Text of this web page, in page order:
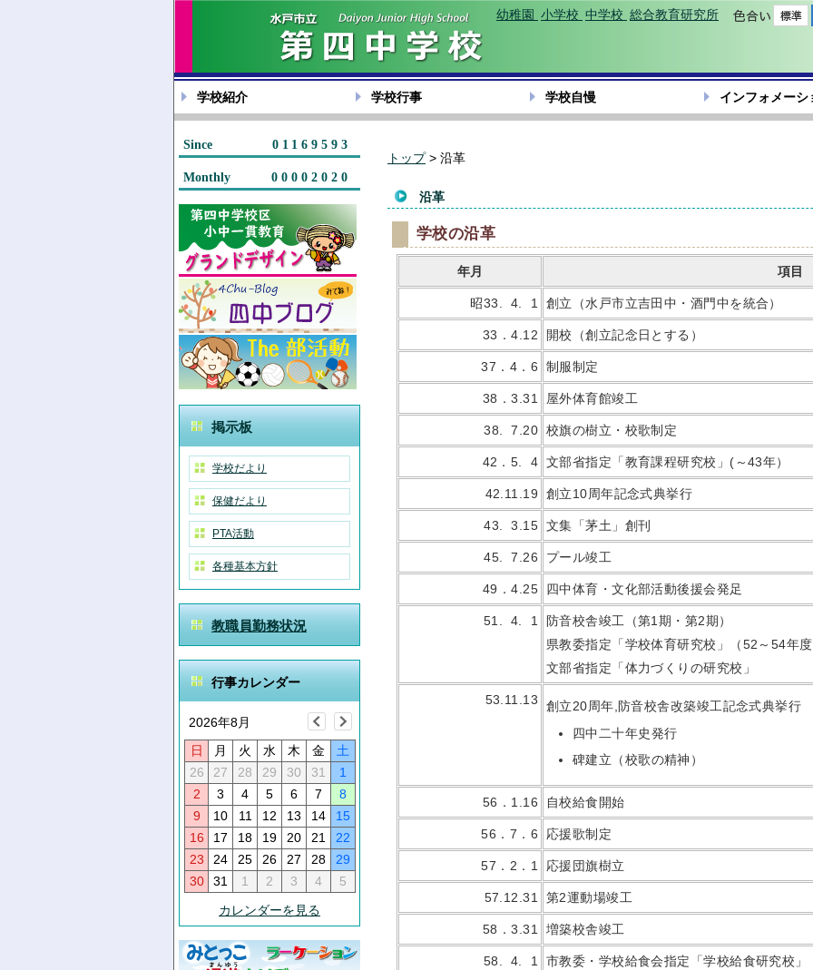
色合い
幼稚園 小学校 中学校 総合教育研究所
学校紹介 学校行事 学校自慢 インフォメーシ
Since 01169593
Monthly 00002020
掲示板
学校だより
保健だより
PTA活動
各種基本方針
教職員勤務状況
行事カレンダー
2026年8月
日 月 火 水 木 金
土
26
27 28 29 30 31
1
2
3 4 5 6 7
8
9
10 11 12 13 14
15
16
17 18 19 20 21
22
23
24 25 26 27 28
29
30
31 1 2 3 4
5
カレンダーを見る
トップ> 沿革
沿革
学校の沿革
年月 項目
昭33. 4. 1 創立（水戸市立吉田中・酒門中を統合）
33．4.12 開校（創立記念日とする）
37．4．6 制服制定
38．3.31 屋外体育館竣工
38. 7.20 校旗の樹立・校歌制定
42．5. 4 文部省指定「教育課程研究校」(～43年）
42.11.19 創立10周年記念式典挙行
43. 3.15 文集「茅土」創刊
45. 7.26 プール竣工
49．4.25 四中体育・文化部活動後援会発足
51. 4. 1
防音校舎竣工（第1期・第2期）
県教委指定「学校体育研究校」（52～54年
文部省指定「体力づくりの研究校」
53.11.13
創立20周年,防音校舎改築竣工記念式典挙行
四中二十年史発行
碑建立（校歌の精神）
56．1.16 自校給食開始
56．7．6 応援歌制定
57．2．1 応援団旗樹立
57.12.31 第2運動場竣工
58．3.31 増築校舎竣工
58. 4. 1 市教委・学校給食会指定「学校給食研究校」